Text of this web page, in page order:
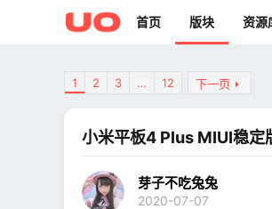
首页 版块 资源
1 2 3 … 12 下一页
小米平板4 Plus MIUI稳定
芽子不吃兔兔
2020-07-07